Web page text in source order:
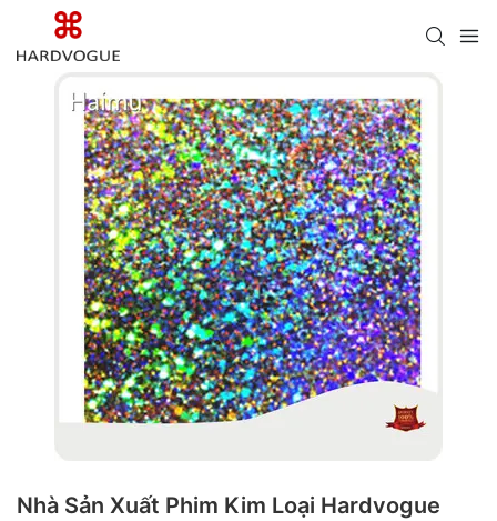
Nhà Sản Xuất Phim Kim Loại Hardvogue